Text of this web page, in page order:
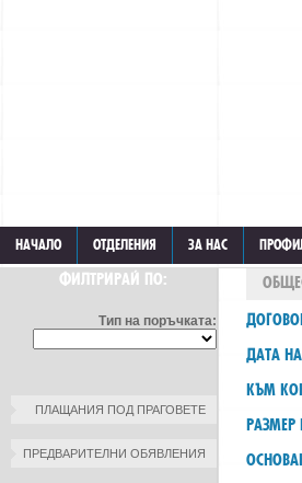
НАЧАЛО ОТДЕЛЕНИЯ ЗА НАС
ФИЛТРИРАЙ ПО:
Тип на поръчката:
ПЛАЩАНИЯ ПОД ПРАГОВЕТЕ
ПРЕДВАРИТЕЛНИ ОБЯВЛЕНИЯ
ДАТА
КЪМ
РАЗМЕР